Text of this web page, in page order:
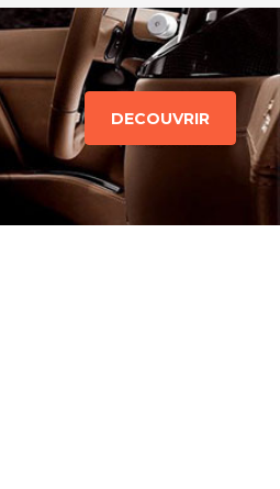
DECOUVRIR